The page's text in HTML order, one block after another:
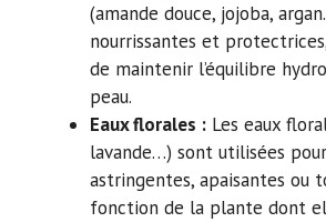
(amande douce, jojoba,
nourrissantes et
de maintenir l’équilibre
peau.
Eaux florales : Les eaux
lavande…) sont utilisées
astringentes, apaisantes ou
fonction de la plante dont